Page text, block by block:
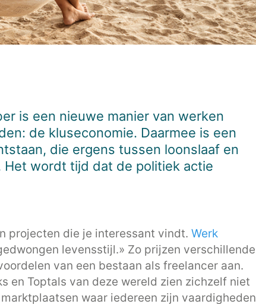
is een nieuwe manier van werken
de kluseconomie. Daarmee is een
die ergens tussen loonslaaf en
wordt tijd dat de politiek actie
projecten die je interessant vindt. Werk
levensstijl.» Zo prijzen verschillende
van een bestaan als freelancer aan.
en Toptals van deze wereld zien zichzelf niet
waar iedereen zijn vaardigheden